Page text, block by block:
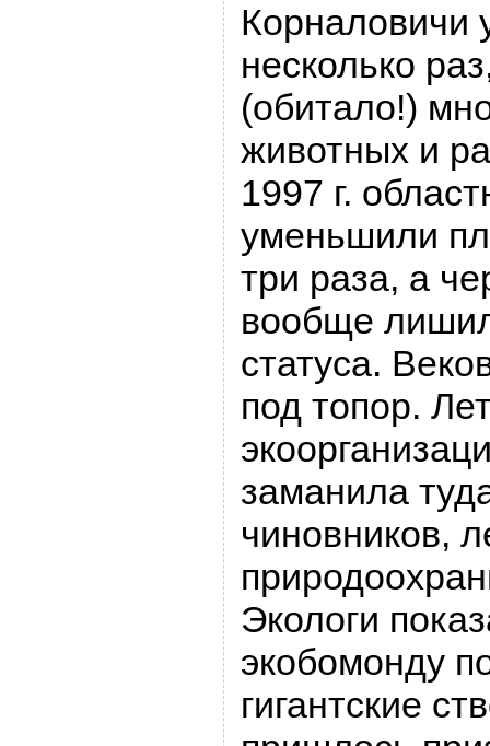
Корналовичи
несколько
(обитало!)
животных и
1997 г.
уменьшили
три раза, а
вообще
статуса.
под топор.
заманила
чиновников,
Экологи
экобомонду
гигантские